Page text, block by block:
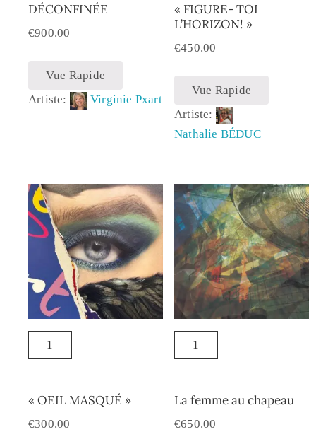
DÉCONFINÉE
€900.00
Vue Rapide
Artiste:
Virginie Pxart
« FIGURE- TOI
L’HORIZON! »
€450.00
Vue Rapide
Artiste:
Nathalie BÉDUC
« OEIL MASQUÉ »
€300.00
La femme au chapeau
€650.00